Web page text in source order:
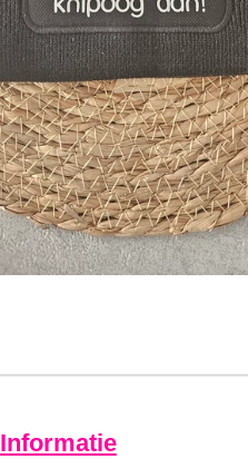
Informatie